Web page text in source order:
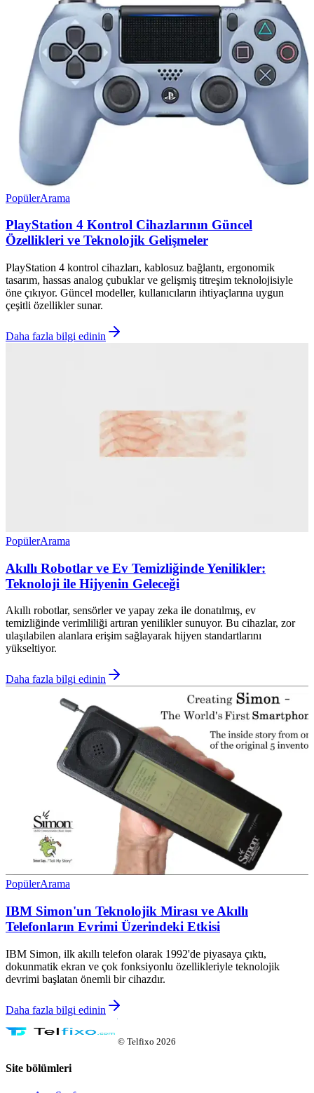
PopülerArama
PlayStation 4 Kontrol Cihazlarının Güncel
Özellikleri ve Teknolojik Gelişmeler
PlayStation 4 kontrol cihazları, kablosuz bağlantı, ergonomik
tasarım, hassas analog çubuklar ve gelişmiş titreşim teknolojisiyle
öne çıkıyor. Güncel modeller, kullanıcıların ihtiyaçlarına uygun
çeşitli özellikler sunar.
Daha fazla bilgi edinin
PopülerArama
Akıllı Robotlar ve Ev Temizliğinde Yenilikler:
Teknoloji ile Hijyenin Geleceği
Akıllı robotlar, sensörler ve yapay zeka ile donatılmış, ev
temizliğinde verimliliği artıran yenilikler sunuyor. Bu cihazlar, zor
ulaşılabilen alanlara erişim sağlayarak hijyen standartlarını
yükseltiyor.
Daha fazla bilgi edinin
PopülerArama
IBM Simon'un Teknolojik Mirası ve Akıllı
Telefonların Evrimi Üzerindeki Etkisi
IBM Simon, ilk akıllı telefon olarak 1992'de piyasaya çıktı,
dokunmatik ekran ve çok fonksiyonlu özellikleriyle teknolojik
devrimi başlatan önemli bir cihazdır.
Daha fazla bilgi edinin
© Telfixo 2026
Site bölümleri